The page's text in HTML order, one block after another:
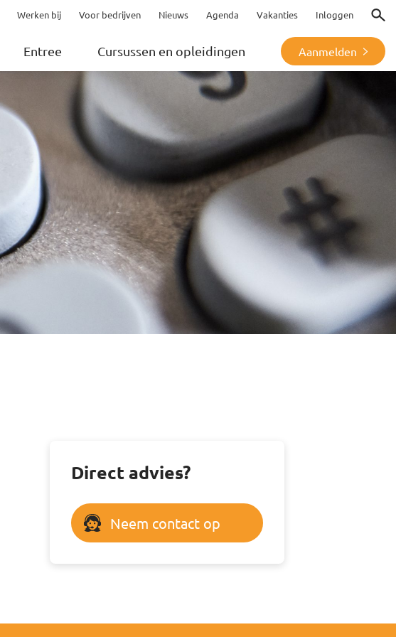
Werken bij Voor bedrijven Nieuws Agenda Vakanties Inloggen
Entree Cursussen en opleidingen Aanmelden
Direct advies?
Neem contact op